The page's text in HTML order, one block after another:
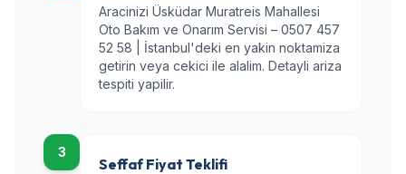
Aracinizi Üsküdar Muratreis Mahallesi
Oto Bakım ve Onarım Servisi – 0507 457
52 58 | İstanbul'deki en yakin noktamiza
getirin veya cekici ile alalim. Detayli ariza
tespiti yapilir.
3
Seffaf Fiyat Teklifi